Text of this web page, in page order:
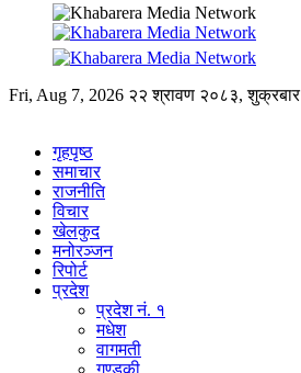
Fri, Aug 7, 2026 २२ श्रावण २०८३, शुक्रबार
गृहपृष्ठ
समाचार
राजनीति
विचार
खेलकुद
मनोरञ्जन
रिपोर्ट
प्रदेश
प्रदेश नं. १
मधेश
वागमती
गण्डकी